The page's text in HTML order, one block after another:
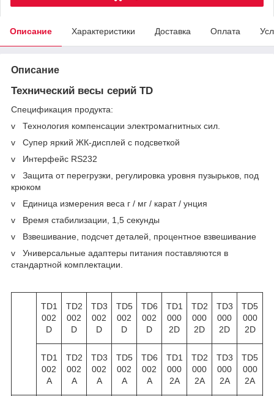
Описание Характеристики Доставка Оплата
Описание
Технический весы серий TD
Спецификация продукта:
v Технология компенсации электромагнитных сил.
v Супер яркий ЖК-дисплей с подсветкой
v Интерфейс RS232
v Защита от перегрузки, регулировка уровня пузырьков, под
крюком
v Единица измерения веса г / мг / карат / унция
v Время стабилизации, 1,5 секунды
v Взвешивание, подсчет деталей, процентное взвешивание
v Универсальные адаптеры питания поставляются в
стандартной комплектации.
TD1
002
D
TD2
002
D
TD3
002
D
TD5
002
D
TD6
002
D
TD1
000
2D
TD2
000
2D
TD3
000
2D
TD5
000
2D
TD1
002
A
TD2
002
A
TD3
002
A
TD5
002
A
TD6
002
A
TD1
000
2A
TD2
000
2A
TD3
000
2A
TD5
000
2A